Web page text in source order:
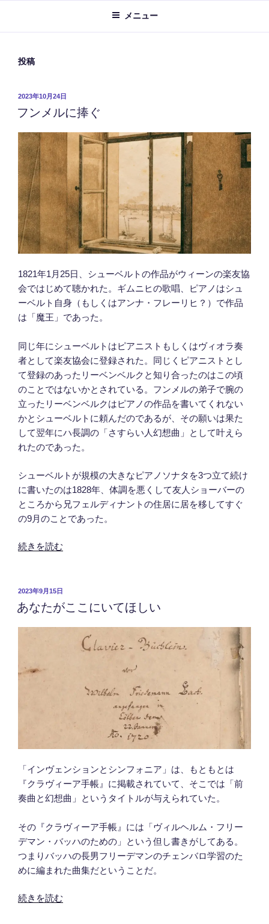
メニュー
投稿
投
日:
2023年10月24日
フンメルに捧ぐ
1821年1月25日、シューベルトの作品がウィーンの楽友協
会ではじめて聴かれた。ギムニヒの歌唱、ピアノはシュ
ーベルト自身（もしくはアンナ・フレーリヒ？）で作品
は「魔王」であった。
同じ年にシューベルトはピアニストもしくはヴィオラ奏
者として楽友協会に登録された。同じくピアニストとし
て登録のあったリーベンベルクと知り合ったのはこの頃
のことではないかとされている。フンメルの弟子で腕の
立ったリーベンベルクはピアノの作品を書いてくれない
かとシューベルトに頼んだのであるが、その願いは果た
して翌年にハ長調の「さすらい人幻想曲」として叶えら
れたのであった。
シューベルトが規模の大きなピアノソナタを3つ立て続け
に書いたのは1828年、体調を悪くして友人ショーバーの
ところから兄フェルディナントの住居に居を移してすぐ
の9月のことであった。
“フ
ル
に
続きを読む
投
稿
日:
2023年9月15日
あなたがここにいてほしい
「インヴェンションとシンフォニア」は、もともとは
『クラヴィーア手帳』に掲載されていて、そこでは「前
奏曲と幻想曲」というタイトルが与えられていた。
その『クラヴィーア手帳』には「ヴィルヘルム・フリー
デマン・バッハのための」という但し書きがしてある。
つまりバッハの長男フリーデマンのチェンバロ学習のた
めに編まれた曲集だということだ。
“あ
続きを読む